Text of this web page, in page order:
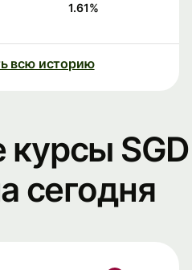
1.61%
всю историю
SGD
сегодня